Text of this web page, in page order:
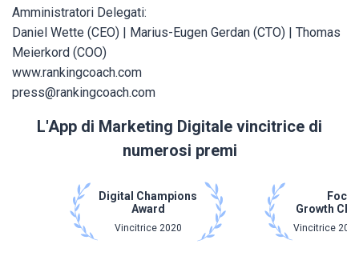
Amministratori Delegati:
Daniel Wette (CEO) | Marius-Eugen Gerdan (CTO) | Thomas
Meierkord (COO)
www.rankingcoach.com
press@rankingcoach.com
L'App di Marketing Digitale vincitrice di
numerosi premi
Digital Champions
Award
Vincitrice 2020
Focus
Growth
Vincitrice